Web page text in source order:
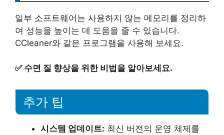
일부 소프트웨어는 사용하지 않는 메모리를 정리하
여 성능을 높이는 데 도움을 줄 수 있습니다.
CCleaner와 같은 프로그램을 사용해 보세요.
✅ 수면 질 향상을 위한 비법을 알아보세요.
추가 팁
시스템 업데이트: 최신 버전의 운영 체제를